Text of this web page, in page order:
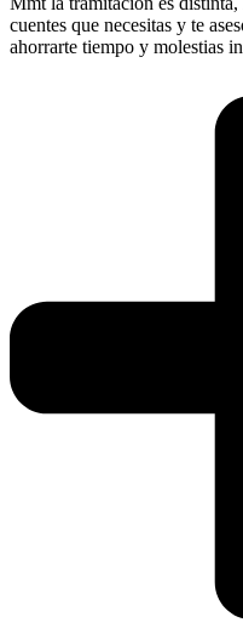
cuentes que necesitas y te
ahorrarte tiempo y molestias